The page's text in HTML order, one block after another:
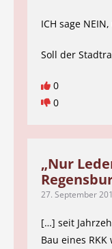
ICH sage
Soll der
0
0
„Nur
27. September
[…] seit
Bau eines